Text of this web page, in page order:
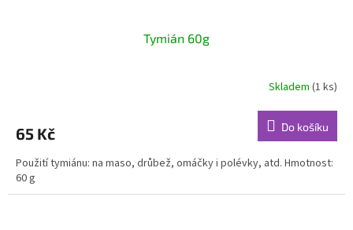
Tymián 60g
Skladem (1 ks)
65 Kč Do košíku
Použití tymiánu: na maso, drůbež, omáčky i polévky, atd. Hmotnost:
60 g